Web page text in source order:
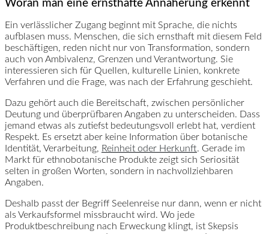
Woran man eine ernsthafte Annäherung erkennt
Ein verlässlicher Zugang beginnt mit Sprache, die nichts
aufblasen muss. Menschen, die sich ernsthaft mit diesem Feld
beschäftigen, reden nicht nur von Transformation, sondern
auch von Ambivalenz, Grenzen und Verantwortung. Sie
interessieren sich für Quellen, kulturelle Linien, konkrete
Verfahren und die Frage, was nach der Erfahrung geschieht.
Dazu gehört auch die Bereitschaft, zwischen persönlicher
Deutung und überprüfbaren Angaben zu unterscheiden. Dass
jemand etwas als zutiefst bedeutungsvoll erlebt hat, verdient
Respekt. Es ersetzt aber keine Information über botanische
Identität, Verarbeitung, Reinheit oder Herkunft. Gerade im
Markt für ethnobotanische Produkte zeigt sich Seriosität
selten in großen Worten, sondern in nachvollziehbaren
Angaben.
Deshalb passt der Begriff Seelenreise nur dann, wenn er nicht
als Verkaufsformel missbraucht wird. Wo jede
Produktbeschreibung nach Erweckung klingt, ist Skepsis